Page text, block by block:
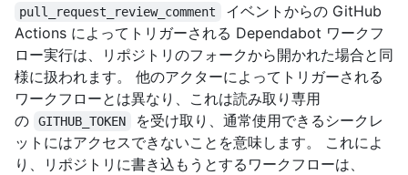
pull_request_review_comment
イベントからの GitHub
Actions によってトリガーされる Dependabot ワークフ
ロー実行は、リポジトリのフォークから開かれた場合と同
様に扱われます。 他のアクターによってトリガーされる
ワークフローとは異なり、これは読み取り専用
の
GITHUB_TOKEN
を受け取り、通常使用できるシークレ
ットにはアクセスできないことを意味します。 これによ
り、リポジトリに書き込もうとするワークフローは、